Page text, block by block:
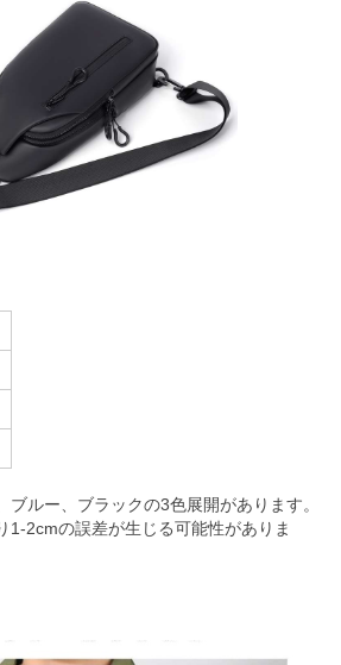
ブルー、ブラックの3色展開があります。
2cmの誤差が生じる可能性がありま